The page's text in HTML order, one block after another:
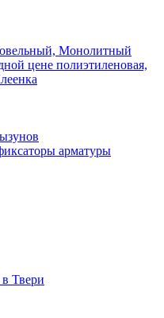
Монолитный
цене полиэтиленовая,
арматуры
Твери